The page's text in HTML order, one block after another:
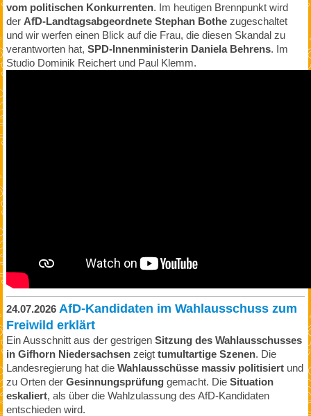
vom politischen Konkurrenten. Im heutigen Brennpunkt wird
der AfD-Landtagsabgeordnete Stephan Bothezugeschaltet
und wir werfen einen Blick auf die Frau, die diesen Skandal zu
verantworten hat, SPD-Innenministerin Daniela Behrens. Im
Studio Dominik Reichert und Paul Klemm.
24.07.2026 AfD-Kandidaten im Wahlausschuss zum
Freiwild erklärt
Ein Ausschnitt aus der gestrigen Sitzung des Wahlausschusses
in Gifhorn Niedersachsenzeigt tumultartige Szenen. Die
Landesregierung hat die Wahlausschüsse massiv politisiertund
zu Orten der Gesinnungsprüfunggemacht. Die Situation
eskaliert, als über die Wahlzulassung des AfD-Kandidaten
entschieden wird.